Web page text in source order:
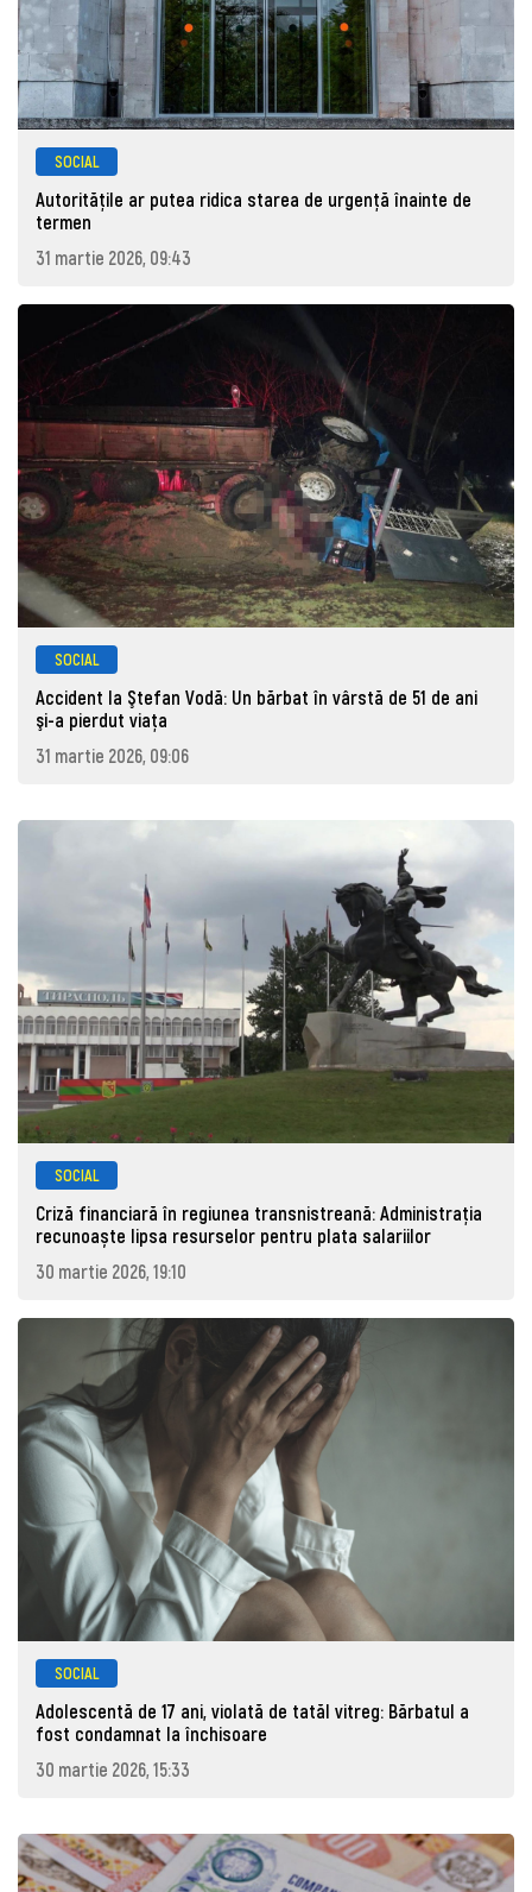
SOCIAL
Autoritățile ar putea ridica starea de urgență înainte de
termen
31 martie 2026, 09:43
SOCIAL
Accident la Ştefan Vodă: Un bărbat în vârstă de 51 de ani
şi-a pierdut viaţa
31 martie 2026, 09:06
SOCIAL
Criză financiară în regiunea transnistreană: Administrația
recunoaște lipsa resurselor pentru plata salariilor
30 martie 2026, 19:10
SOCIAL
Adolescentă de 17 ani, violată de tatăl vitreg: Bărbatul a
fost condamnat la închisoare
30 martie 2026, 15:33